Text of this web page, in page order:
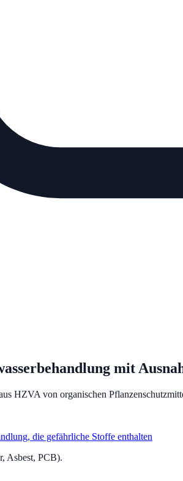
mit
HZVA von organischen
die gefährliche Stoffe enthalten
Asbest, PCB).